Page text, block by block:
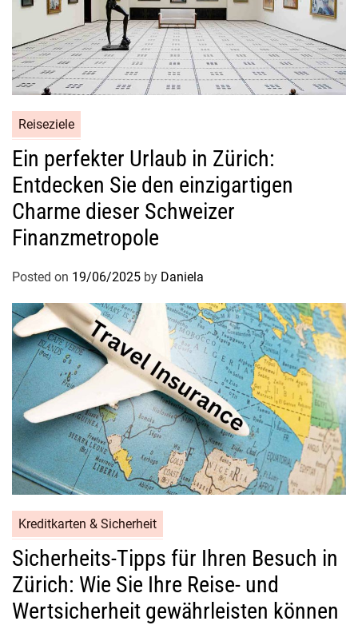
Reiseziele
Ein perfekter Urlaub in Zürich:
Entdecken Sie den einzigartigen
Charme dieser Schweizer
Finanzmetropole
Posted on 19/06/2025 by Daniela
Kreditkarten & Sicherheit
Sicherheits-Tipps für Ihren Besuch in
Zürich: Wie Sie Ihre Reise- und
Wertsicherheit gewährleisten können